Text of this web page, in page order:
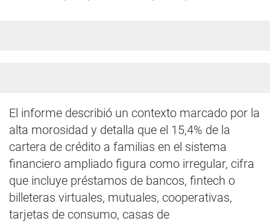
El informe describió un contexto marcado por la
alta morosidad y detalla que el 15,4% de la
cartera de crédito a familias en el sistema
financiero ampliado figura como irregular, cifra
que incluye préstamos de bancos, fintech o
billeteras virtuales, mutuales, cooperativas,
tarjetas de consumo, casas de